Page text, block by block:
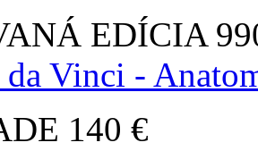
EDÍCIA
da Vinci -
140 €